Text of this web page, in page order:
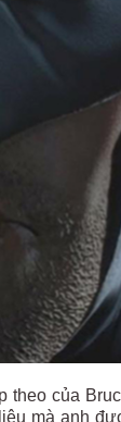
của
mà anh